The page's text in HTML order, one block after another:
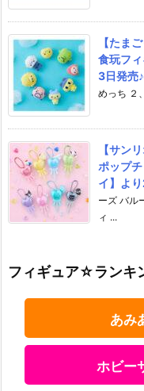
【たま
食玩フ
3日発売♪
めっち ２
【サン
ポップ
イ】よ
ーズ バル
ィ ...
フィギュア☆ランキ
あみ
ホビー